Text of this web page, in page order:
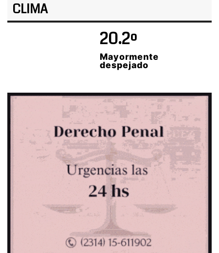
CLIMA
20.2º
Mayormente
despejado